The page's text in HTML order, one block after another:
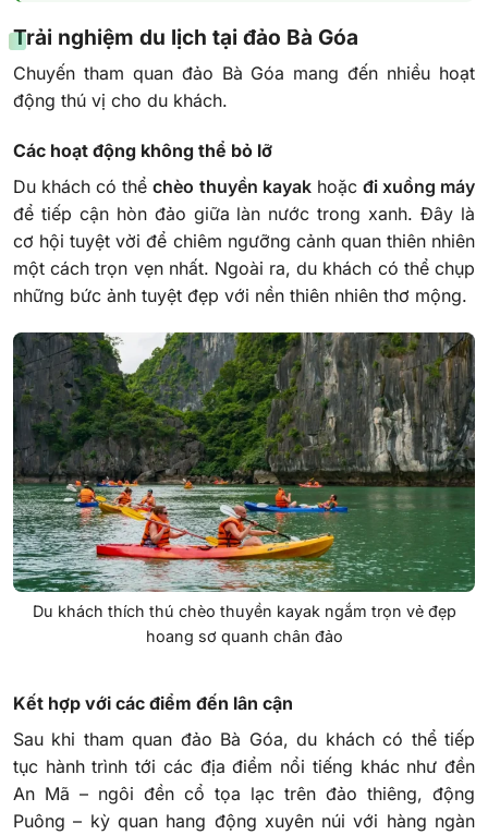
Trải nghiệm du lịch tại đảo Bà Góa
Chuyến tham quan đảo Bà Góa mang đến nhiều hoạt
động thú vị cho du khách.
Các hoạt động không thể bỏ lỡ
Du khách có thểchèo thuyền kayakhoặc đi xuồng máy
để tiếp cận hòn đảo giữa làn nước trong xanh. Đây là
cơ hội tuyệt vời để chiêm ngưỡng cảnh quan thiên nhiên
một cách trọn vẹn nhất. Ngoài ra, du khách có thể chụp
những bức ảnh tuyệt đẹp với nền thiên nhiên thơ mộng.
Du khách thích thú chèo thuyền kayak ngắm trọn vẻ đẹp
hoang sơ quanh chân đảo
Kết hợp với các điểm đến lân cận
Sau khi tham quan đảo Bà Góa, du khách có thể tiếp
tục hành trình tới các địa điểm nổi tiếng khác như đền
An Mã – ngôi đền cổ tọa lạc trên đảo thiêng, động
Puông – kỳ quan hang động xuyên núi với hàng ngàn